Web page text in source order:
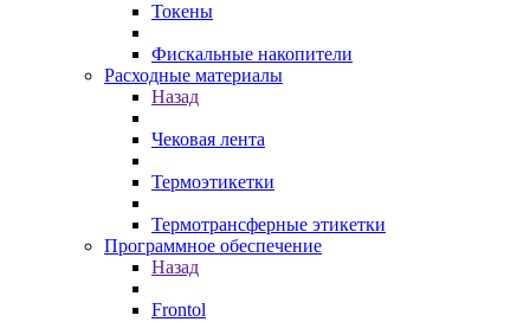
Токены
Фискальные накопители
Расходные материалы
Назад
Чековая лента
Термоэтикетки
Термотрансферные этикетки
Программное обеспечение
Назад
Frontol